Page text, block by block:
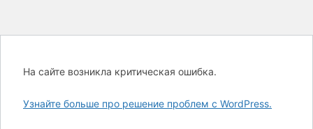
На сайте возникла критическая ошибка.
Узнайте больше про решение проблем с WordPress.